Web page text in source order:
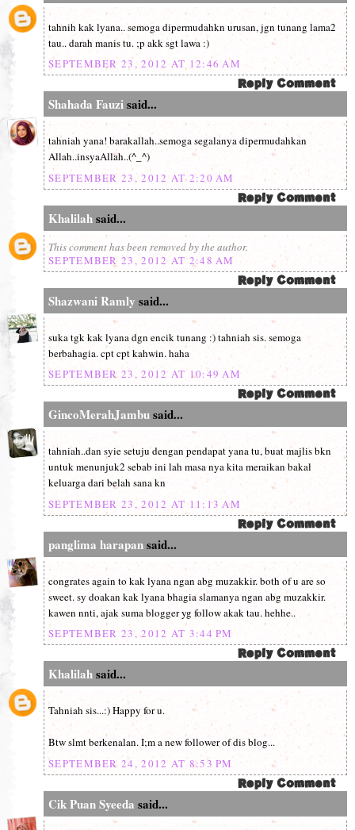
tahnih kak lyana.. semoga dipermudahkn urusan, jgn tunang lama2
tau.. darah manis tu. ;p akk sgt lawa :)
SEPTEMBER 23, 2012 AT 12:46 AM
Shahada Fauzisaid...
tahniah yana! barakallah..semoga segalanya dipermudahkan
Allah..insyaAllah..(^_^)
SEPTEMBER 23, 2012 AT 2:20 AM
Khalilahsaid...
This comment has been removed by the author.
SEPTEMBER 23, 2012 AT 2:48 AM
Shazwani Ramly said...
suka tgk kak lyana dgn encik tunang :) tahniah sis. semoga
berbahagia. cpt cpt kahwin. haha
SEPTEMBER 23, 2012 AT 10:49 AM
GincoMerahJambusaid...
tahniah..dan syie setuju dengan pendapat yana tu, buat majlis bkn
untuk menunjuk2 sebab ini lah masa nya kita meraikan bakal
keluarga dari belah sana kn
SEPTEMBER 23, 2012 AT 11:13 AM
panglima harapansaid...
congrates again to kak lyana ngan abg muzakkir. both of u are so
sweet. sy doakan kak lyana bhagia slamanya ngan abg muzakkir.
kawen nnti, ajak suma blogger yg follow akak tau. hehhe..
SEPTEMBER 23, 2012 AT 3:44 PM
Khalilahsaid...
Tahniah sis...:) Happy for u.
Btw slmt berkenalan. I;m a new follower of dis blog...
SEPTEMBER 24, 2012 AT 8:53 PM
Cik Puan Syeeda said...